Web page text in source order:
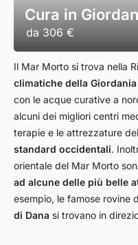
Cura in
da 306 €
Il Mar Morto si trova nella
climatiche della Giordania
con le acque curative a
alcuni dei migliori centri
terapie e le attrezzature
standard occidentali.
orientale del Mar Morto
ad alcune delle più belle
esempio, le famose rovine
di Dana si trovano in